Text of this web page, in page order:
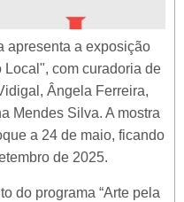
apresenta a exposição
com curadoria de
Ângela Ferreira,
Mendes Silva. A mostra
a 24 de maio, ficando
de 2025.
do programa “Arte pela